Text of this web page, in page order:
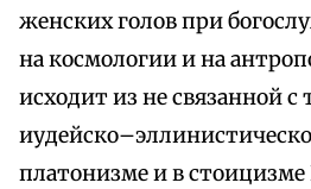
женских голов при
на космологии и на
исходит из не связанной с
платонизме и в стоицизме